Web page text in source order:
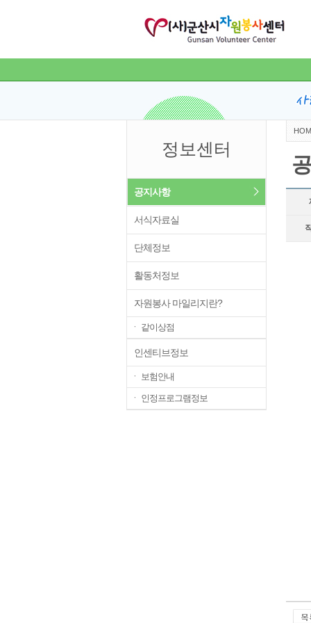
정보센터
공지사항
서식자료실
단체정보
활동처정보
자원봉사 마일리지란?
ㆍ 같이상점
인센티브정보
ㆍ 보험안내
ㆍ 인정프로그램정보